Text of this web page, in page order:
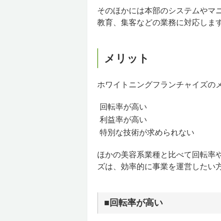
そのほかには本部のシステムやマ
教育、集客などの業務に対応しま
メリット
ホワイトニングフランチャイズの
回転率が高い
利益率が高い
特別な技術が求められない
ほかの美容系業種と比べて回転率
ズは、効率的に事業を運営したい
■回転率が高い